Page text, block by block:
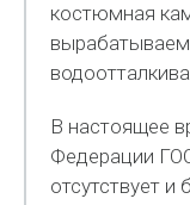
костюмная
В настоящее
Федерации
отсутствует и